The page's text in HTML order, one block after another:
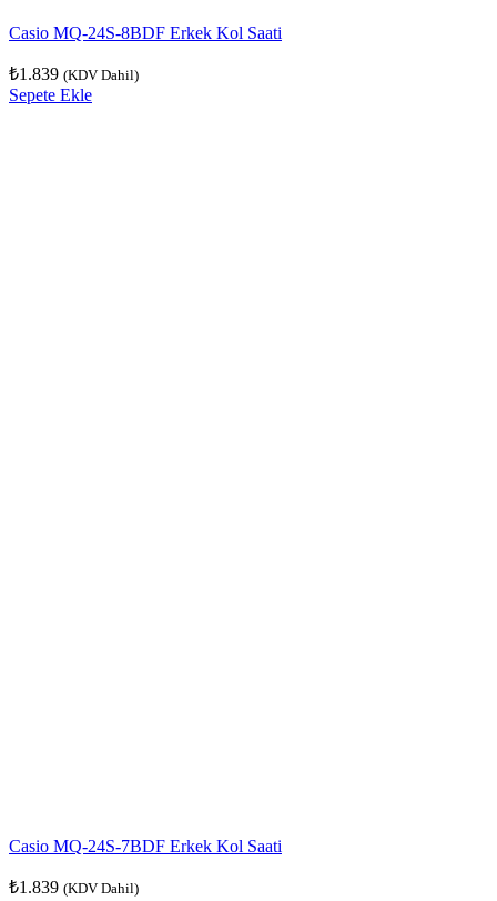
Casio MQ-24S-8BDF Erkek Kol Saati
₺1.839 (KDV Dahil)
Sepete Ekle
Casio MQ-24S-7BDF Erkek Kol Saati
₺1.839 (KDV Dahil)